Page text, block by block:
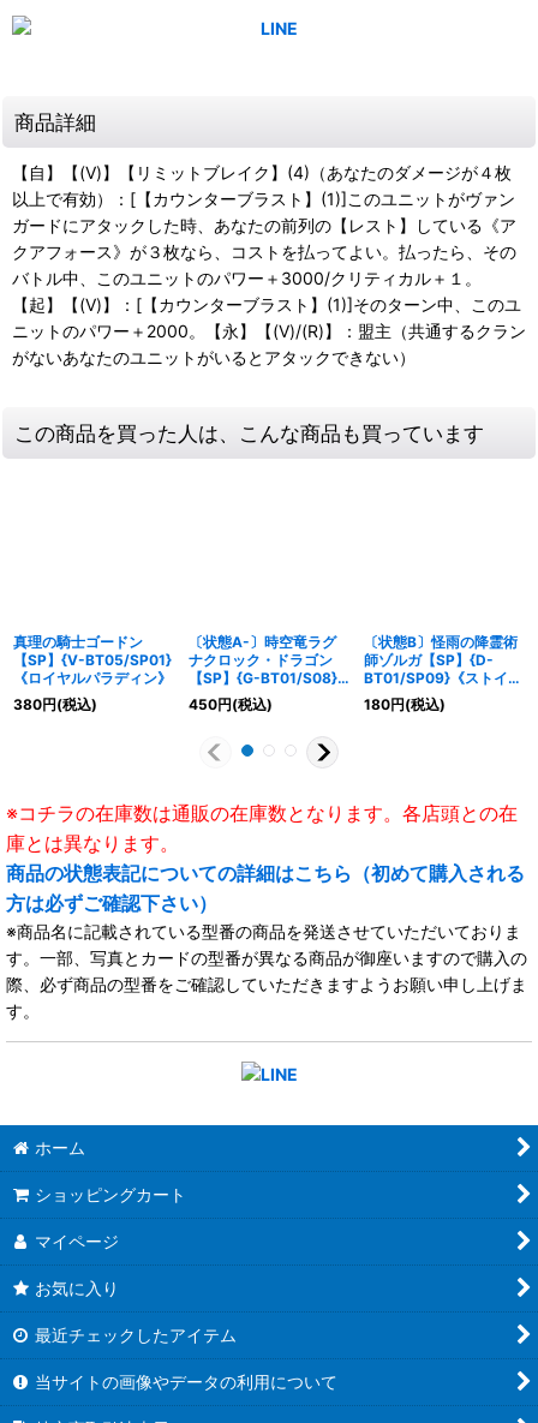
商品詳細
【自】【(V)】【リミットブレイク】(4)（あなたのダメージが４枚
以上で有効）：[【カウンターブラスト】(1)]このユニットがヴァン
ガードにアタックした時、あなたの前列の【レスト】している《ア
クアフォース》が３枚なら、コストを払ってよい。払ったら、その
バトル中、このユニットのパワー＋3000/クリティカル＋１。
【起】【(V)】：[【カウンターブラスト】(1)]そのターン中、このユ
ニットのパワー＋2000。【永】【(V)/(R)】：盟主（共通するクラン
がないあなたのユニットがいるとアタックできない）
この商品を買った人は、こんな商品も買っています
真理の騎士ゴードン
【SP】{V-BT05/SP01}
《ロイヤルパラディン》
380円(税込)
〔状態A-〕時空竜ラグ
ナクロック・ドラゴン
【SP】{G-BT01/S08}
《ギアクロニクル》
450円(税込)
〔状態B〕怪雨の降霊術
師ゾルガ【SP】{D-
BT01/SP09}《ストイケ
イア》
180円(税込)
※コチラの在庫数は通販の在庫数となります。各店頭との在
庫とは異なります。
商品の状態表記についての詳細はこちら（初めて購入される
方は必ずご確認下さい）
※商品名に記載されている型番の商品を発送させていただいておりま
す。一部、写真とカードの型番が異なる商品が御座いますので購入の
際、必ず商品の型番をご確認していただきますようお願い申し上げま
す。
ホーム
ショッピングカート
マイページ
お気に入り
最近チェックしたアイテム
当サイトの画像やデータの利用について